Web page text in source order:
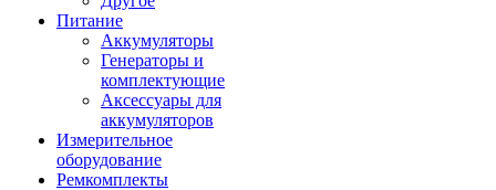
Питание
Аккумуляторы
Генераторы и
комплектующие
Аксессуары для
аккумуляторов
Измерительное
оборудование
Ремкомплекты